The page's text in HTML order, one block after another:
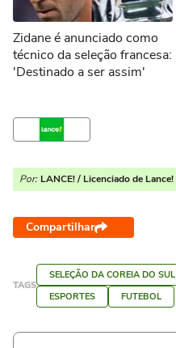
Zidane é anunciado como
técnico da seleção francesa:
'Destinado a ser assim'
Por: LANCE! / Licenciado de Lance!
Compartilhar
TAGS
SELEÇÃO DA COREIA DO SUL
ESPORTES
FUTEBOL